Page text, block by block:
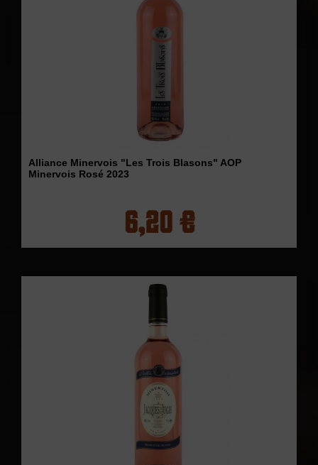
Alliance Minervois "Les Trois Blasons" AOP
Minervois Rosé 2023
6,20 €